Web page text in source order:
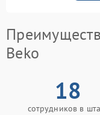
Beko
18
сотрудников в